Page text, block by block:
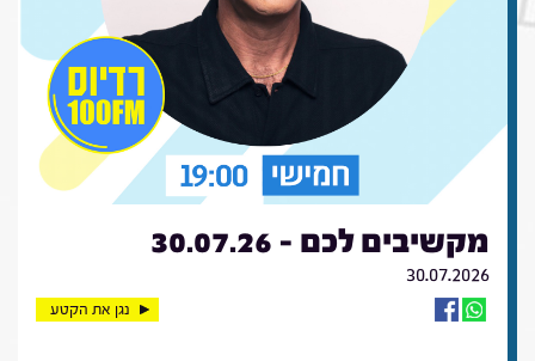
מקשיבים לכם - 30.07.26
30.07.2026
נגן את הקטע